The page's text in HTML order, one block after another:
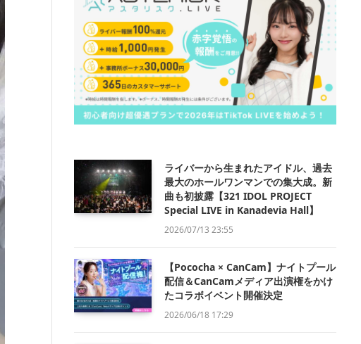
ライバーから生まれたアイドル、過去
最大のホールワンマンでの集大成。新
曲も初披露【321 IDOL PROJECT
Special LIVE in Kanadevia Hall】
2026/07/13 23:55
【Pococha × CanCam】ナイトプール
配信＆CanCamメディア出演権をかけ
たコラボイベント開催決定
2026/06/18 17:29